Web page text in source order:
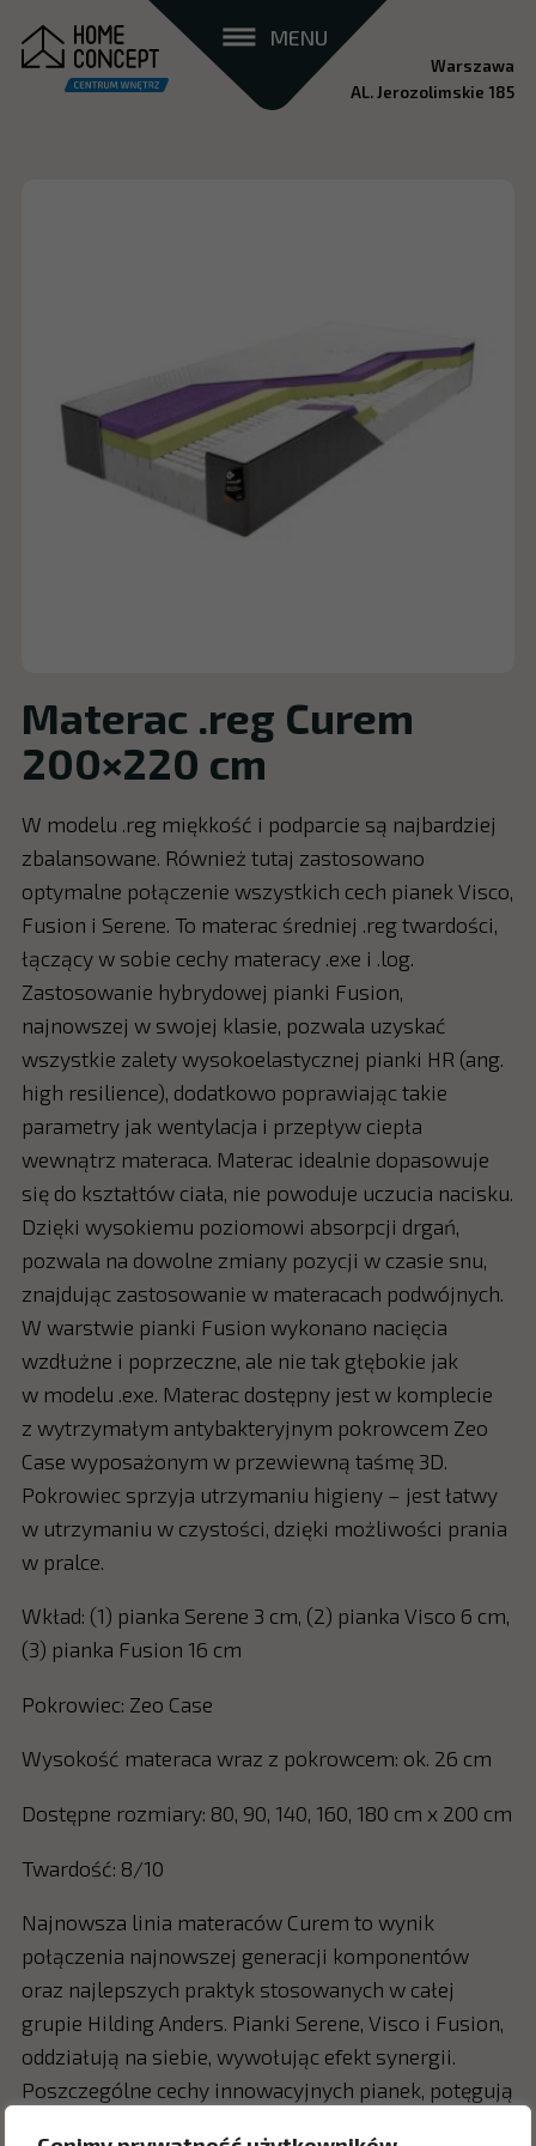
MENU
Warszawa
AL. Jerozolimskie 185
Materac .reg Curem
200×220 cm
W modelu .reg miękkość i podparcie są najbardziej
zbalansowane. Również tutaj zastosowano
optymalne połączenie wszystkich cech pianek Visco,
Fusion i Serene. To materac średniej .reg twardości,
łączący w sobie cechy materacy .exe i .log.
Zastosowanie hybrydowej pianki Fusion,
najnowszej w swojej klasie, pozwala uzyskać
wszystkie zalety wysokoelastycznej pianki HR (ang.
high resilience), dodatkowo poprawiając takie
parametry jak wentylacja i przepływ ciepła
wewnątrz materaca. Materac idealnie dopasowuje
się do kształtów ciała, nie powoduje uczucia nacisku.
Dzięki wysokiemu poziomowi absorpcji drgań,
pozwala na dowolne zmiany pozycji w czasie snu,
znajdując zastosowanie w materacach podwójnych.
W warstwie pianki Fusion wykonano nacięcia
wzdłużne i poprzeczne, ale nie tak głębokie jak
w modelu .exe. Materac dostępny jest w komplecie
z wytrzymałym antybakteryjnym pokrowcem Zeo
Case wyposażonym w przewiewną taśmę 3D.
Pokrowiec sprzyja utrzymaniu higieny – jest łatwy
w utrzymaniu w czystości, dzięki możliwości prania
w pralce.
Wkład: (1) pianka Serene 3 cm, (2) pianka Visco 6 cm,
(3) pianka Fusion 16 cm
Pokrowiec: Zeo Case
Wysokość materaca wraz z pokrowcem: ok. 26 cm
Dostępne rozmiary: 80, 90, 140, 160, 180 cm x 200 cm
Twardość: 8/10
Najnowsza linia materaców Curem to wynik
połączenia najnowszej generacji komponentów
oraz najlepszych praktyk stosowanych w całej
grupie Hilding Anders. Pianki Serene, Visco i Fusion,
oddziałują na siebie, wywołując efekt synergii.
Poszczególne cechy innowacyjnych pianek, potęgują